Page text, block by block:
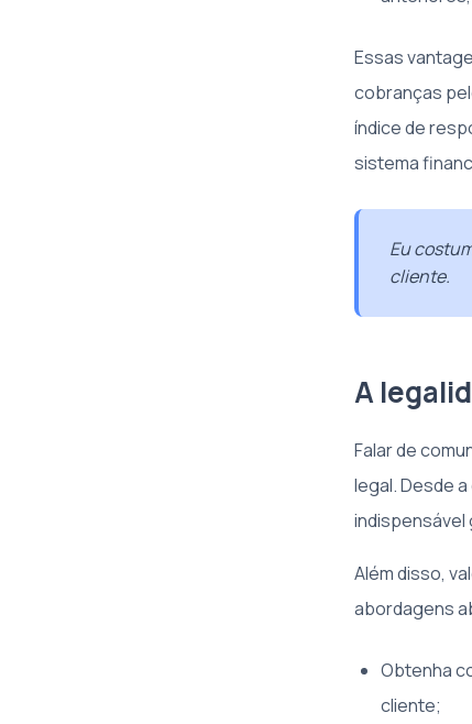
Essas
cobranças
índice de
sistema
Eu
cliente.
A
Falar de
legal. Desde
indispensável
Além disso,
abordagens
Obtenha
cliente;